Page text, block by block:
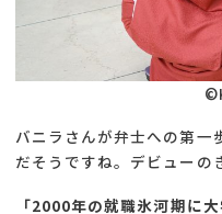
バニラさんが弁士への第一
だそうですね。デビューの
「2000年の就職氷河期に